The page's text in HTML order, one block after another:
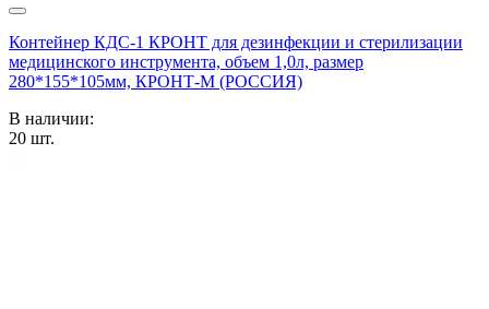
Контейнер КДС-1 КРОНТ для дезинфекции и стерилизации
медицинского инструмента, объем 1,0л, размер
280*155*105мм, КРОНТ-М (РОССИЯ)
В наличии:
20 шт.